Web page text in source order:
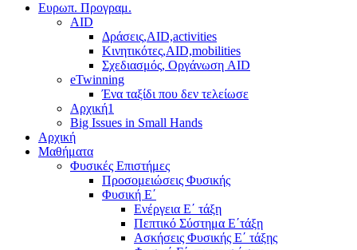
Ευρωπ. Προγραμ.
AID
Δράσεις,AID,activities
Κινητικότες,AID,mobilities
Σχεδιασμός, Οργάνωση AID
eTwinning
Ένα ταξίδι που δεν τελείωσε
Αρχική1
Big Issues in Small Hands
Αρχική
Μαθήματα
Φυσικές Επιστήμες
Προσομειώσεις Φυσικής
Φυσική Ε΄
Ενέργεια Ε΄ τάξη
Πεπτικό Σύστημα Ε΄τάξη
Ασκήσεις Φυσικής Ε΄ τάξης